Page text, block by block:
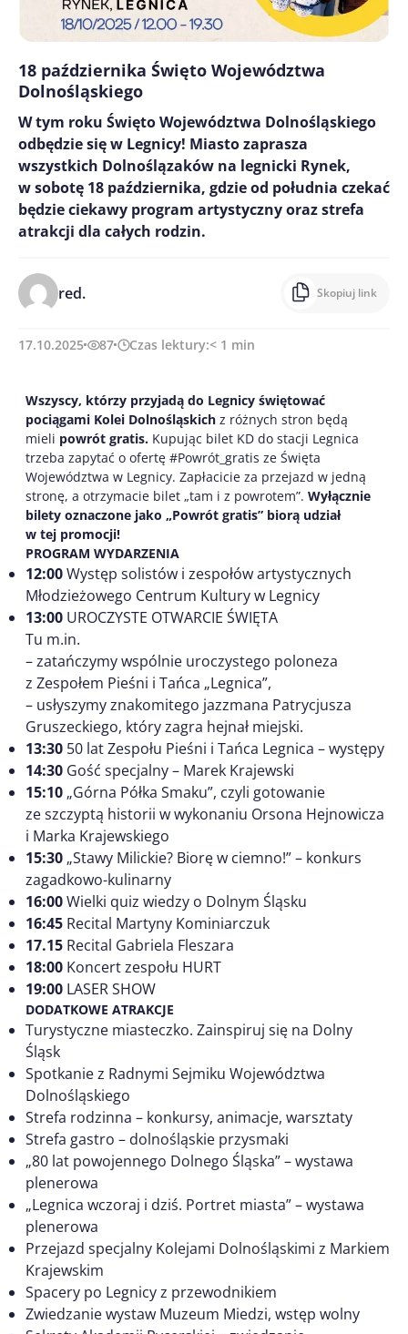
18 października Święto Województwa
Dolnośląskiego
W tym roku Święto Województwa Dolnośląskiego
odbędzie się w Legnicy! Miasto zaprasza
wszystkich Dolnoślązaków na legnicki Rynek,
w sobotę 18 października, gdzie od południa czekać
będzie ciekawy program artystyczny oraz strefa
atrakcji dla całych rodzin.
red. Skopiuj link
17.10.2025 87 Czas lektury:< 1 min
Wszyscy, którzy przyjadą do Legnicy świętować
pociągami Kolei Dolnośląskich z różnych stron będą
mieli powrót gratis. Kupując bilet KD do stacji Legnica
trzeba zapytać o ofertę #Powrót_gratis ze Święta
Województwa w Legnicy. Zapłacicie za przejazd w jedną
stronę, a otrzymacie bilet „tam i z powrotem”. Wyłącznie
bilety oznaczone jako „Powrót gratis” biorą udział
w tej promocji!
PROGRAM WYDARZENIA
12:00Występ solistów i zespołów artystycznych
Młodzieżowego Centrum Kultury w Legnicy
13:00 UROCZYSTE OTWARCIE ŚWIĘTA
Tu m.in.
– zatańczymy wspólnie uroczystego poloneza
z Zespołem Pieśni i Tańca „Legnica”,
– usłyszymy znakomitego jazzmana Patrycjusza
Gruszeckiego, który zagra hejnał miejski.
13:30 50 lat Zespołu Pieśni i Tańca Legnica – występy
14:30 Gość specjalny – Marek Krajewski
15:10 „Górna Półka Smaku”, czyli gotowanie
ze szczyptą historii w wykonaniu Orsona Hejnowicza
i Marka Krajewskiego
15:30 „Stawy Milickie? Biorę w ciemno!” – konkurs
zagadkowo-kulinarny
16:00Wielki quiz wiedzy o Dolnym Śląsku
16:45 Recital Martyny Kominiarczuk
17.15 Recital Gabriela Fleszara
18:00 Koncert zespołu HURT
19:00 LASER SHOW
DODATKOWE ATRAKCJE
Turystyczne miasteczko. Zainspiruj się na Dolny
Śląsk
Spotkanie z Radnymi Sejmiku Województwa
Dolnośląskiego
Strefa rodzinna – konkursy, animacje, warsztaty
Strefa gastro – dolnośląskie przysmaki
„80 lat powojennego Dolnego Śląska” – wystawa
plenerowa
„Legnica wczoraj i dziś. Portret miasta” – wystawa
plenerowa
Przejazd specjalny Kolejami Dolnośląskimi z Markiem
Krajewskim
Spacery po Legnicy z przewodnikiem
Zwiedzanie wystaw Muzeum Miedzi, wstęp wolny